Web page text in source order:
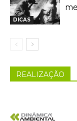
DICAS
REALIZAÇÃO